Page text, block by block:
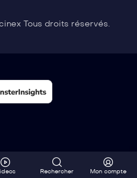
Tous droits réservés.
Rechercher Mon compte